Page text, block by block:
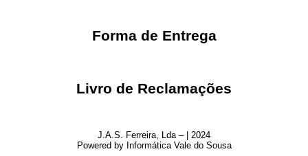
Forma de Entrega
Livro de Reclamações
J.A.S. Ferreira, Lda – | 2024
Powered by Informática Vale do Sousa